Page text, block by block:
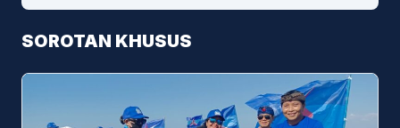
SOROTAN KHUSUS